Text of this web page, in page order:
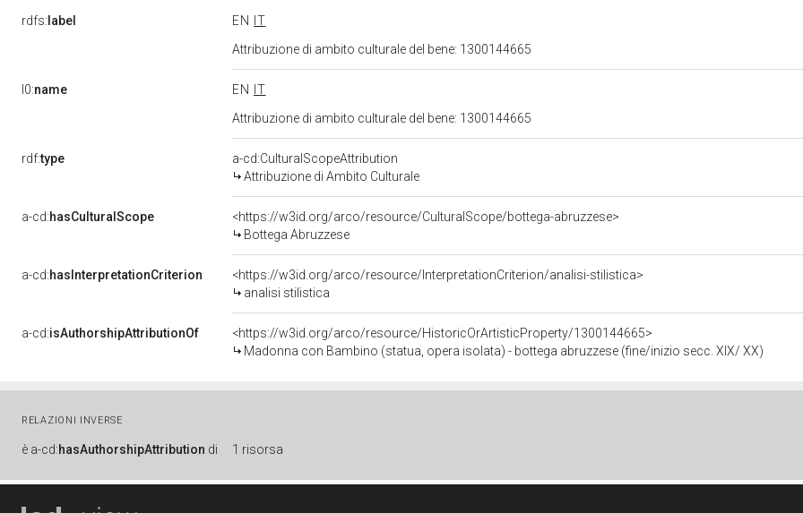
rdfs: label EN
IT
Attribuzione di ambito culturale del bene: 1300144665
l0:name EN
IT
Attribuzione di ambito culturale del bene: 1300144665
rdf:type
a-cd:CulturalScopeAttribution
Attribuzione di Ambito Culturale
a-cd:hasCulturalScope
<https://w3id.org/arco/resource/CulturalScope/bottega-abruzzese>
Bottega Abruzzese
a-cd:hasInterpretationCriterion
<https://w3id.org/arco/resource/InterpretationCriterion/analisi-stilistica>
analisi stilistica
a-cd:isAuthorshipAttributionOf
<https://w3id.org/arco/resource/HistoricOrArtisticProperty/1300144665>
Madonna con Bambino (statua, opera isolata) - bottega abruzzese (fine/inizio secc. XIX/ XX)
RELAZIONI INVERSE
è a-cd:hasAuthorshipAttribution di 1 risorsa